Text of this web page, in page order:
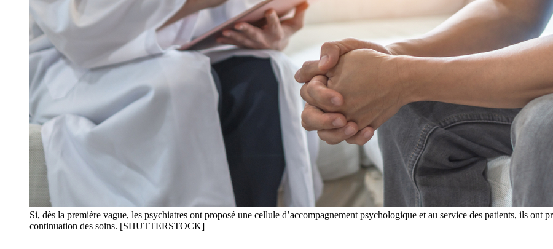
Si, dès la première vague, les psychiatres ont proposé une cellule d’accompagnement psychologique et au service des patients, ils ont
continuation des soins. [SHUTTERSTOCK]